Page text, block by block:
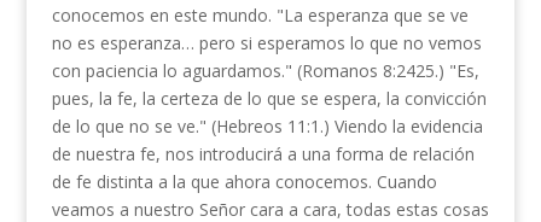
conocemos en este mundo. "La esperanza que se ve
no es esperanza… pero si esperamos lo que no ve­mos
con paciencia lo aguardamos." (Romanos 8:24­25.) "Es,
pues, la fe, la certeza de lo que se espera, la convicción
de lo que no se ve." (Hebreos 11:1.) Viendo la evidencia
de nuestra fe, nos introducirá a una forma de relación
de fe distinta a la que ahora conocemos. Cuando
veamos a nuestro Señor cara a cara, todas estas cosas